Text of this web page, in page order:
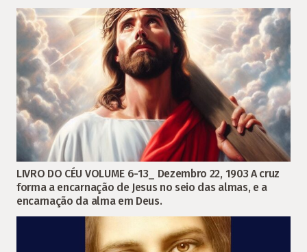
LIVRO DO CÉU VOLUME 6-13_ Dezembro 22, 1903 A cruz
forma a encarnação de Jesus no seio das almas, e a
encarnação da alma em Deus.